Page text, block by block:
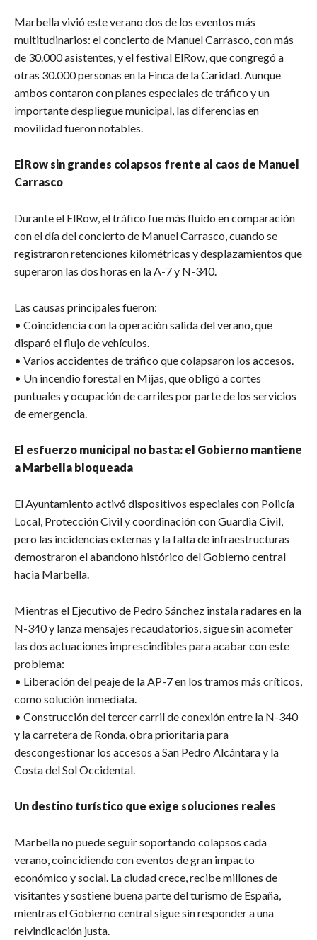
Marbella vivió este verano dos de los eventos más
multitudinarios: el concierto de Manuel Carrasco, con más
de 30.000 asistentes, y el festival ElRow, que congregó a
otras 30.000 personas en la Finca de la Caridad. Aunque
ambos contaron con planes especiales de tráfico y un
importante despliegue municipal, las diferencias en
movilidad fueron notables.
ElRow sin grandes colapsos frente al caos de Manuel
Carrasco
Durante el ElRow, el tráfico fue más fluido en comparación
con el día del concierto de Manuel Carrasco, cuando se
registraron retenciones kilométricas y desplazamientos que
superaron las dos horas en la A-7 y N-340.
Las causas principales fueron:
• Coincidencia con la operación salida del verano, que
disparó el flujo de vehículos.
• Varios accidentes de tráfico que colapsaron los accesos.
• Un incendio forestal en Mijas, que obligó a cortes
puntuales y ocupación de carriles por parte de los servicios
de emergencia.
El esfuerzo municipal no basta: el Gobierno mantiene
a Marbella bloqueada
El Ayuntamiento activó dispositivos especiales con Policía
Local, Protección Civil y coordinación con Guardia Civil,
pero las incidencias externas y la falta de infraestructuras
demostraron el abandono histórico del Gobierno central
hacia Marbella.
Mientras el Ejecutivo de Pedro Sánchez instala radares en la
N-340 y lanza mensajes recaudatorios, sigue sin acometer
las dos actuaciones imprescindibles para acabar con este
problema:
• Liberación del peaje de la AP-7 en los tramos más críticos,
como solución inmediata.
• Construcción del tercer carril de conexión entre la N-340
y la carretera de Ronda, obra prioritaria para
descongestionar los accesos a San Pedro Alcántara y la
Costa del Sol Occidental.
Un destino turístico que exige soluciones reales
Marbella no puede seguir soportando colapsos cada
verano, coincidiendo con eventos de gran impacto
económico y social. La ciudad crece, recibe millones de
visitantes y sostiene buena parte del turismo de España,
mientras el Gobierno central sigue sin responder a una
reivindicación justa.